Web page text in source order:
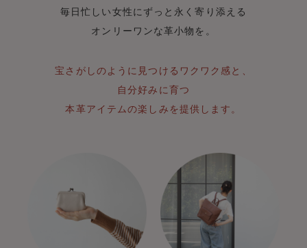
毎日忙しい女性にずっと永く寄り添える
オンリーワンな革小物を。
宝さがしのように見つけるワクワク感と、
自分好みに育つ
本革アイテムの楽しみを提供します。